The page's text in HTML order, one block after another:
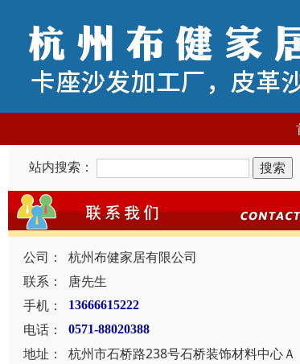
站内搜索：
公司：
杭州布健家居有限公司
联系：
唐先生
手机：
13666615222
电话： 0571-88020388
地址：
杭州市石桥路238号石桥装饰材料中心Ａ